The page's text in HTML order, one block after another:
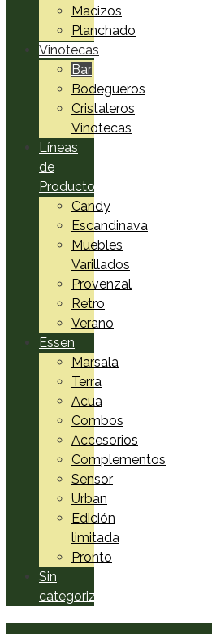
Macizos
Planchado
Vinotecas
Bar
Bodegueros
Cristaleros
Vinotecas
Líneas
de
Productos
Candy
Escandinava
Muebles
Varillados
Provenzal
Retro
Verano
Essen
Marsala
Terra
Acua
Combos
Accesorios
Complementos
Sensor
Urban
Edición
limitada
Pronto
Sin
categorizar